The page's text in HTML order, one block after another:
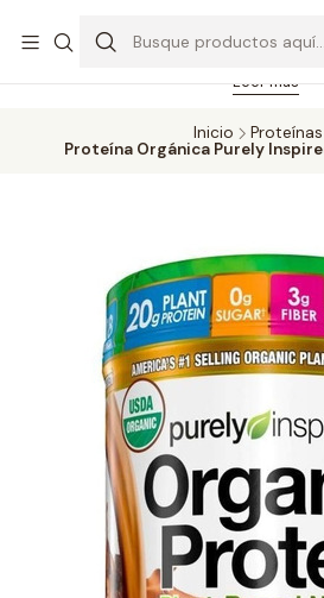
Feriado 21-05-2026 atención hasta las 14
día solo área Metropolitana Santiago por
Pedidos hasta 16 hrs., sábados y
Leer más
Inicio
Proteínas
Proteína Orgánica Purely